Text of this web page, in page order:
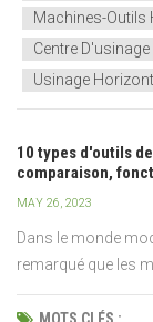
Machines-Outils
Centre
Usinage
10 types d'outils
comparaison,
MAY 26, 2023
Dans le monde
remarqué que les
ordinateur
contrôlent non